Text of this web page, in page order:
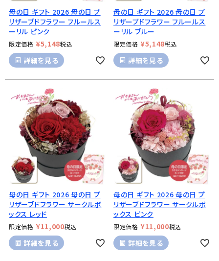
母の日 ギフト 2026 母の日 プ
リザーブドフラワー フルールス
ーリル ピンク
限定価格 ¥5,148税込
詳細を見る
母の日 ギフト 2026 母の日 プ
リザーブドフラワー フルールス
ーリル ブルー
限定価格 ¥5,148税込
詳細を見る
母の日 ギフト 2026 母の日 プ
リザーブドフラワー サークルボ
ックス レッド
限定価格 ¥11,000税込
詳細を見る
母の日 ギフト 2026 母の日 プ
リザーブドフラワー サークルボ
ックス ピンク
限定価格 ¥11,000税込
詳細を見る